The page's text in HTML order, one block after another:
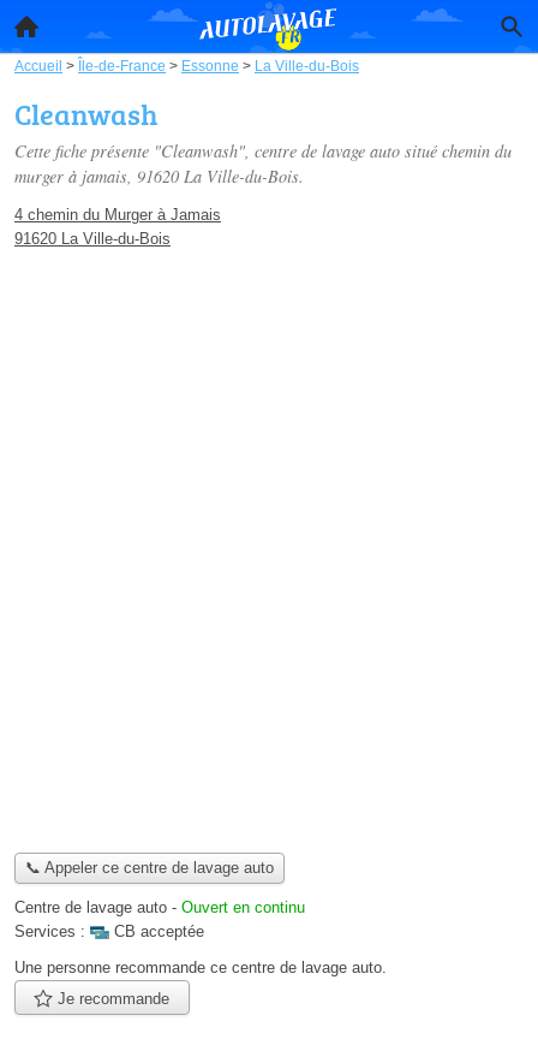
Accueil > Île-de-France > Essonne > La Ville-du-Bois
Cleanwash
Cette fiche présente "Cleanwash", centre de lavage auto situé chemin du
murger à jamais, 91620 La Ville-du-Bois.
4 chemin du Murger à Jamais
91620 La Ville-du-Bois
📞 Appeler ce centre de lavage auto
Centre de lavage auto - Ouvert en continu
Services :
CB acceptée
Une personne recommande ce centre de lavage auto.
Je recommande